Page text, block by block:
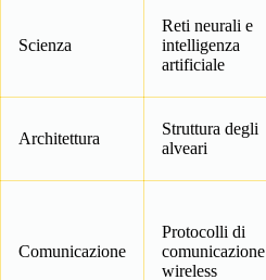
Scienza
Reti neurali e
intelligenza
artificiale
Architettura
Struttura degli
alveari
Comunicazione
Protocolli di
comunicazione
wireless